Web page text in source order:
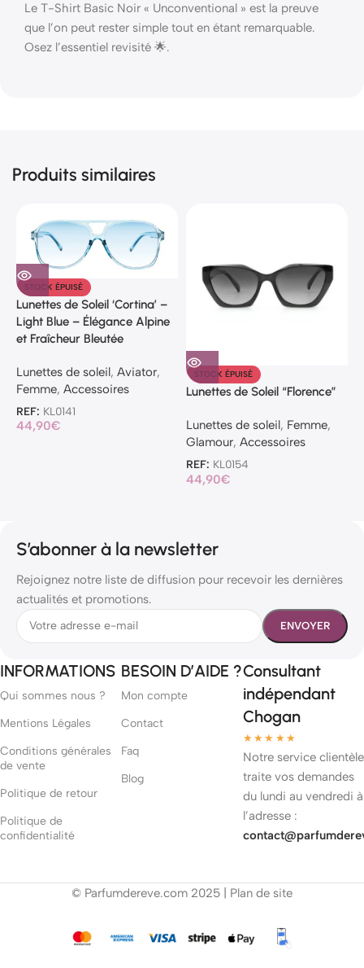
Le T-Shirt Basic Noir « Unconventional » est la preuve
que l’on peut rester simple tout en étant remarquable.
Osez l’essentiel revisité 🌟.
Produits similaires
STOCK ÉPUISÉ
Lunettes de Soleil ‘Cortina’ –
Light Blue – Élégance Alpine
et Fraîcheur Bleutée
Lunettes de soleil, Aviator,
Femme, Accessoires
REF: KL0141
44,90€
STOCK ÉPUISÉ
Lunettes de Soleil “Florence”
Lunettes de soleil, Femme,
Glamour, Accessoires
REF: KL0154
44,90€
S’abonner à la newsletter
Rejoignez notre liste de diffusion pour recevoir les dernières
actualités et promotions.
INFORMATIONS
Qui sommes nous ?
Mentions Légales
Conditions générales
de vente
Politique de retour
Politique de
confidentialité
BESOIN D’AIDE ?
Mon compte
Contact
Faq
Blog
Consultant
indépendant
Chogan
★★★★★
Notre service clientèle
traite vos demandes
du lundi au vendredi à
l’adresse :
© Parfumdereve.com 2025 | Plan de site